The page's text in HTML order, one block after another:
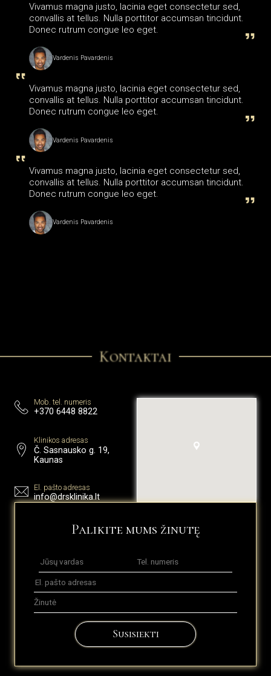
Vivamus magna justo, lacinia eget consectetur sed,
convallis at tellus. Nulla porttitor accumsan tincidunt.
Donec rutrum congue leo eget.
Vardenis Pavardenis
Vivamus magna justo, lacinia eget consectetur sed,
convallis at tellus. Nulla porttitor accumsan tincidunt.
Donec rutrum congue leo eget.
Vardenis Pavardenis
Vivamus magna justo, lacinia eget consectetur sed,
convallis at tellus. Nulla porttitor accumsan tincidunt.
Donec rutrum congue leo eget.
Vardenis Pavardenis
Kontaktai
Mob. tel. numeris
+370 6448 8822
Klinikos adresas
Č. Sasnausko g. 19,
Kaunas
El. pašto adresas
info@drsklinika.lt
Palikite mums žinutę
Susisiekti